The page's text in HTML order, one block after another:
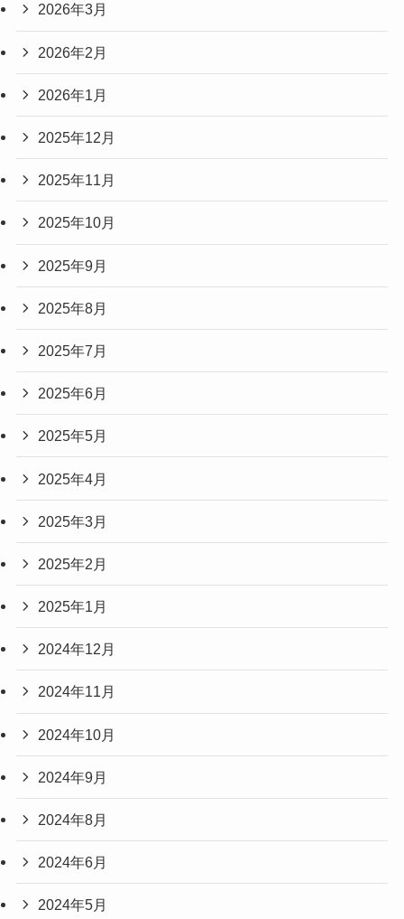
2026年3月
2026年2月
2026年1月
2025年12月
2025年11月
2025年10月
2025年9月
2025年8月
2025年7月
2025年6月
2025年5月
2025年4月
2025年3月
2025年2月
2025年1月
2024年12月
2024年11月
2024年10月
2024年9月
2024年8月
2024年6月
2024年5月